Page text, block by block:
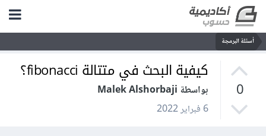
أسئلة البرمجة
0
كيفية البحث في متتالة fibonacci؟
بواسطة Malek Alshorbaji
6 فبراير 2022